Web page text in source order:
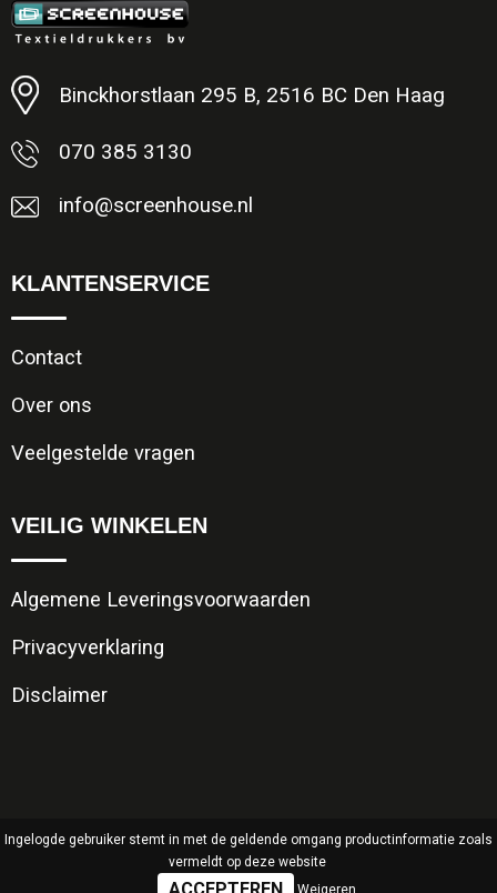
Minimale afname: 1
Binckhorstlaan 295 B, 2516 BC Den Haag
070 385 3130
info@screenhouse.nl
KLANTENSERVICE
Contact
Over ons
Veelgestelde vragen
VEILIG WINKELEN
Algemene Leveringsvoorwaarden
Privacyverklaring
Disclaimer
Ingelogde gebruiker stemt in met de geldende omgang productinformatie zoals
vermeldt op deze website
Weigeren